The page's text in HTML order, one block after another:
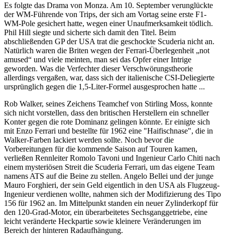
Es folgte das Drama von Monza. Am 10. September verunglückte
der WM-Führende von Trips, der sich am Vortag seine erste F1-
WM-Pole gesichert hatte, wegen einer Unaufmerksamkeit tödlich.
Phil Hill siegte und sicherte sich damit den Titel. Beim
abschließenden GP der USA trat die geschockte Scuderia nicht an.
Natürlich waren die Briten wegen der Ferrari-Überlegenheit „not
amused“ und viele meinten, man sei das Opfer einer Intrige
geworden. Was die Verfechter dieser Verschwörungstheorie
allerdings vergaßen, war, dass sich der italienische CSI-Deliegierte
ursprünglich gegen die 1,5-Liter-Formel ausgesprochen hatte ...
Rob Walker, seines Zeichens Teamchef von Stirling Moss, konnte
sich nicht vorstellen, dass den britischen Herstellern ein schneller
Konter gegen die rote Dominanz gelingen könnte. Er einigte sich
mit Enzo Ferrari und bestellte für 1962 eine "Haifischnase", die in
Walker-Farben lackiert werden sollte. Noch bevor die
Vorbereitungen für die kommende Saison auf Touren kamen,
verließen Rennleiter Romolo Tavoni und Ingenieur Carlo Chiti nach
einem mysteriösen Streit die Scuderia Ferrari, um das eigene Team
namens ATS auf die Beine zu stellen. Angelo Bellei und der junge
Mauro Forghieri, der sein Geld eigentlich in den USA als Flugzeug-
Ingenieur verdienen wollte, nahmen sich der Modifizierung des Tipo
156 für 1962 an. Im Mittelpunkt standen ein neuer Zylinderkopf für
den 120-Grad-Motor, ein überarbeitetes Sechsganggetriebe, eine
leicht veränderte Heckpartie sowie kleinere Veränderungen im
Bereich der hinteren Radaufhängung.